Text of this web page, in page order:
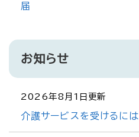
届
お知らせ
2026年8月1日更新
介護サービスを受けるには